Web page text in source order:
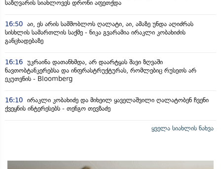
საზღვარის სიახლოვეს დრონი აფეთქდა
16:50 აი, ეს არის სამშობლოს ღალატი, აი, ამაზე უნდა აღიძრას
სისხლის სამართლის საქმე - ნიკა გვარამია ირაკლი კობახიძის
განცხადებაზე
16:16 უკრაინა დათანხმდა, არ დაარტყას შავი ზღვაში
ნავთობტანკერებსა და ინფრასტრუქტურას, რომლებიც რუსეთს არ
ეკუთვნის - Bloomberg
16:10 ირაკლი კობახიძე და მიხეილ ყაველაშვილი ღალატობენ ჩვენი
ქვეყნის ინტერესებს - თენგო თევზაძე
ყველა სიახლის ნახვა